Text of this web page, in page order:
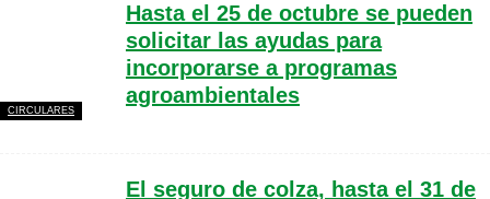
CIRCULARES
Hasta el 25 de octubre se pueden
solicitar las ayudas para
incorporarse a programas
agroambientales
El seguro de colza, hasta el 31 de